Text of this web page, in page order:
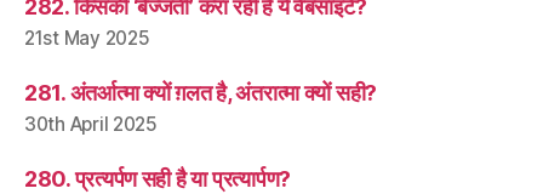
282. किसकी ‘बेज्जती’ करा रही हैं ये वेबसाइटें?
21st May 2025
281. अंतर्आत्मा क्यों ग़लत है, अंतरात्मा क्यों सही?
30th April 2025
280. प्रत्यर्पण सही है या प्रत्यार्पण?